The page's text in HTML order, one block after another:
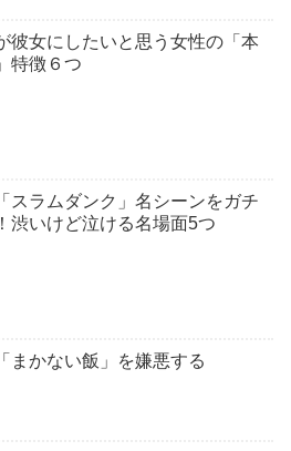
彼女にしたいと思う女性の「本
特徴６つ
スラムダンク」名シーンをガチ
渋いけど泣ける名場面5つ
まかない飯」を嫌悪する